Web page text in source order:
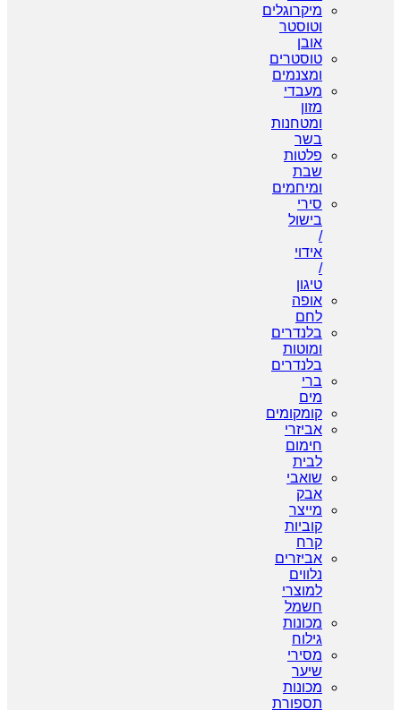
מיקרוגלים
וטוסטר
אובן
טוסטרים
ומצנמים
מעבדי
מזון
ומטחנות
בשר
פלטות
שבת
ומיחמים
סירי
בישול
/
אידוי
/
טיגון
אופה
לחם
בלנדרים
ומוטות
בלנדרים
ברי
מים
קומקומים
אביזרי
חימום
לבית
שואבי
אבק
מייצר
קוביות
קרח
אביזרים
נלווים
למוצרי
חשמל
מכונות
גילוח
מסירי
שיער
מכונות
תספורת